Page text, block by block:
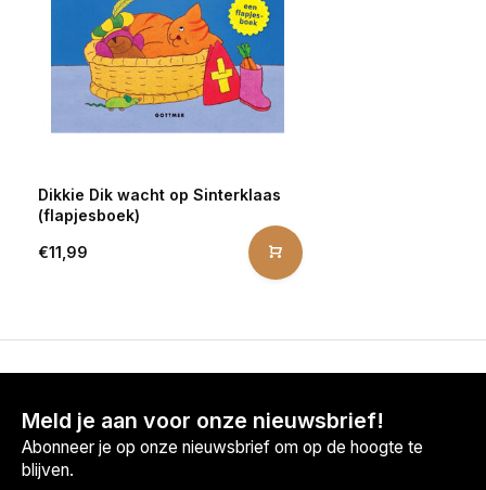
Dikkie Dik wacht op Sinterklaas
(flapjesboek)
€11,99
Meld je aan voor onze nieuwsbrief!
Abonneer je op onze nieuwsbrief om op de hoogte te
blijven.